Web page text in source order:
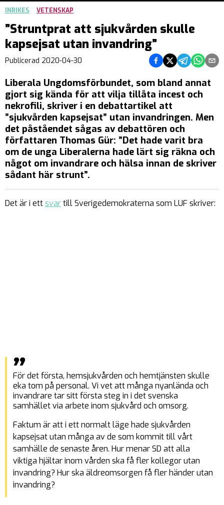
INRIKES
VETENSKAP
”Struntprat att sjukvården skulle
kapsejsat utan invandring”
Publicerad 2020-04-30 Dela på Facebook
Dela på Twitter
Dela påDela på
Dela
Liberala Ungdomsförbundet, som bland annat
gjort sig kända för att vilja tillåta incest och
nekrofili, skriver i en debattartikel att
”sjukvården kapsejsat” utan invandringen. Men
det påståendet sågas av debattören och
författaren Thomas Gür: ”Det hade varit bra
om de unga Liberalerna hade lärt sig räkna och
något om invandrare och hälsa innan de skriver
sådant här strunt”.
Det är i ettsvartill Sverigedemokraterna som LUF skriver:
För det första, hemsjukvården och hemtjänsten skulle
eka tom på personal. Vi vet att många nyanlända och
invandrare tar sitt första steg in i det svenska
samhället via arbete inom sjukvård och omsorg.
Faktum är att i ett normalt läge hade sjukvården
kapsejsat utan många av de som kommit till vårt
samhälle de senaste åren. Hur menar SD att alla
viktiga hjältar inom vården ska få fler kollegor utan
invandring? Hur ska äldreomsorgen få fler händer utan
invandring?